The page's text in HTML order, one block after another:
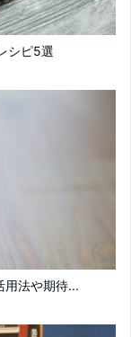
シピ5選
用法や期待...